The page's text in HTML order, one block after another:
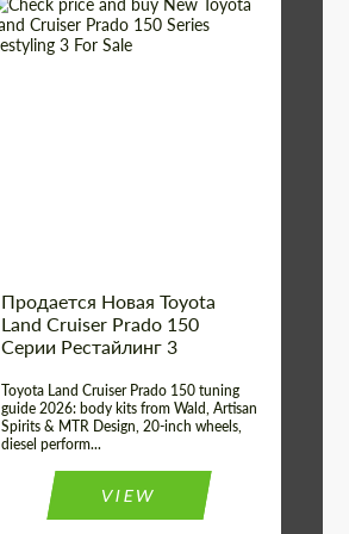
Продается Новая Toyota
Land Cruiser Prado 150
Серии Рестайлинг 3
Toyota Land Cruiser Prado 150 tuning
guide 2026: body kits from Wald, Artisan
Spirits & MTR Design, 20-inch wheels,
diesel perform...
VIEW